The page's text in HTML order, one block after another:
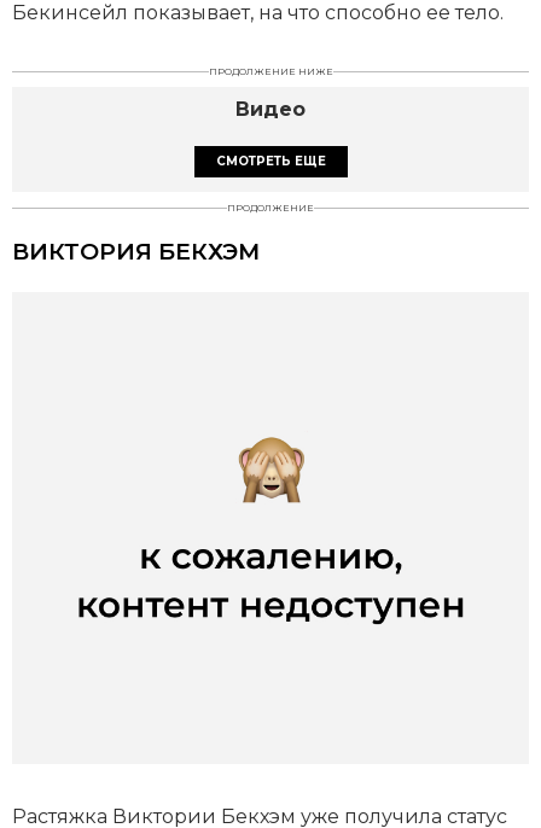
Бекинсейл показывает, на что способно ее тело.
ПРОДОЛЖЕНИЕ НИЖЕ
Видео
СМОТРЕТЬ ЕЩЕ
ПРОДОЛЖЕНИЕ
ВИКТОРИЯ БЕКХЭМ
Растяжка Виктории Бекхэм уже получила статус